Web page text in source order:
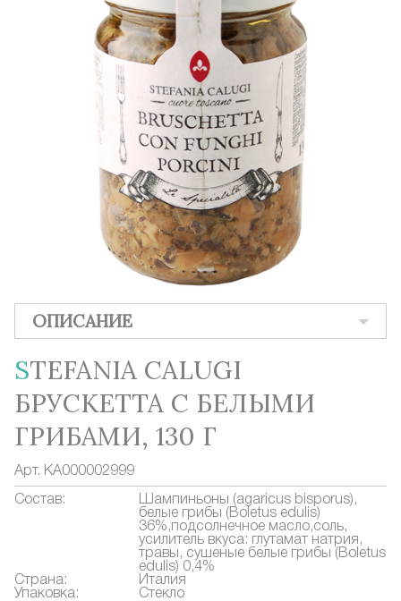
ОПИСАНИЕ
STEFANIA CALUGI
БРУСКЕТТА С БЕЛЫМИ
ГРИБАМИ, 130 Г
Арт. КА000002999
Состав:
Шампиньоны (agaricus bisporus),
белые грибы (Boletus edulis)
36%,подсолнечное масло,соль,
усилитель вкуса: глутамат натрия,
травы, сушеные белые грибы (Boletus
edulis) 0,4%
Страна:
Италия
Упаковка:
Стекло